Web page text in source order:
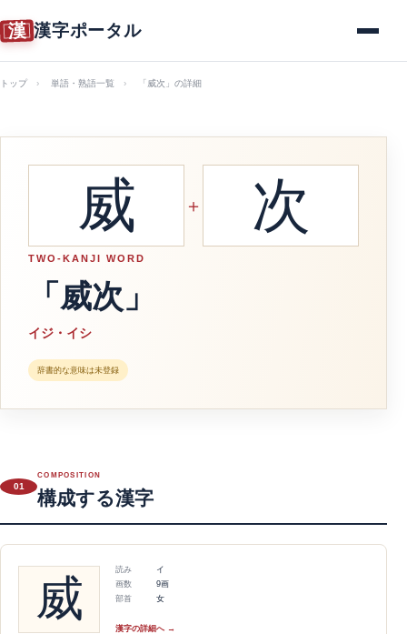
漢 漢字ポータル
トップ 単語・熟語一覧 「威次」の詳細
威 ＋ 次
TWO-KANJI WORD
「威次」
イジ・イシ
辞書的な意味は未登録
01
COMPOSITION
構成する漢字
威
読み
イ
画数
9画
部首
女
漢字の詳細へ →